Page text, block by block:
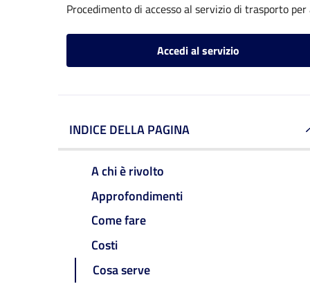
Procedimento di accesso al servizio di trasporto
Accedi al servizio
INDICE DELLA PAGINA
A chi è rivolto
Approfondimenti
Come fare
Costi
Cosa serve